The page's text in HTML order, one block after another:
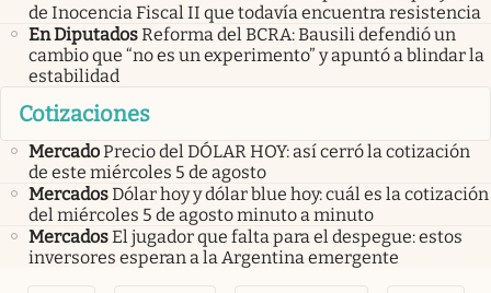
de Inocencia Fiscal II que todavía encuentra resistencia
En DiputadosReforma del BCRA: Bausili defendió un
cambio que “no es un experimento” y apuntó a blindar la
estabilidad
Cotizaciones
MercadoPrecio del DÓLAR HOY: así cerró la cotización
de este miércoles 5 de agosto
MercadosDólar hoy y dólar blue hoy: cuál es la cotización
del miércoles 5 de agosto minuto a minuto
MercadosEl jugador que falta para el despegue: estos
inversores esperan a la Argentina emergente